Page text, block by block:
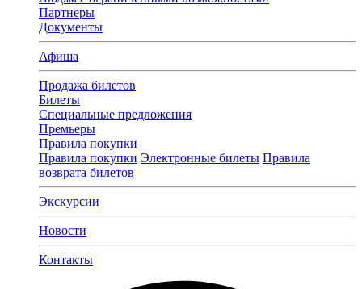
Партнеры
Документы
Афиша
Продажа билетов
Билеты
Специальные предложения
Премьеры
Правила покупки
Правила покупки Электронные билеты Правила
возврата билетов
Экскурсии
Новости
Контакты